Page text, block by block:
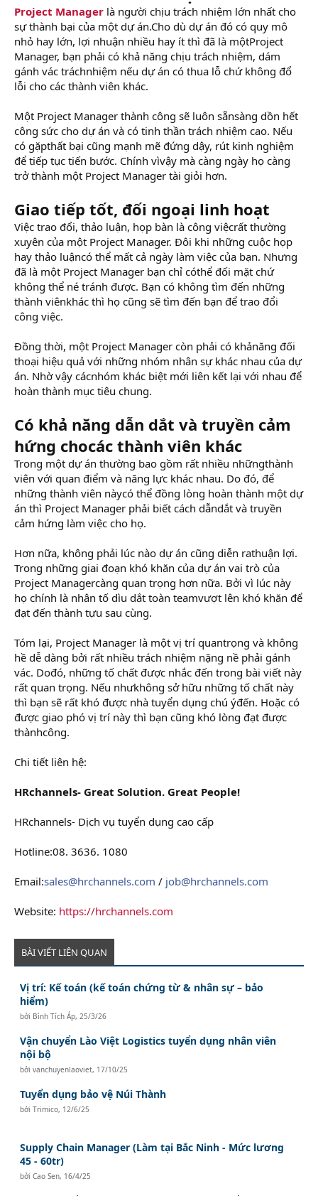
Project Manager là người chịu trách nhiệm lớn nhất cho
sự thành bại của một dự án.Cho dù dự án đó có quy mô
nhỏ hay lớn, lợi nhuận nhiều hay ít thì đã là mộtProject
Manager, bạn phải có khả năng chịu trách nhiệm, dám
gánh vác tráchnhiệm nếu dự án có thua lỗ chứ không đổ
lỗi cho các thành viên khác.
Một Project Manager thành công sẽ luôn sẵnsàng dồn hết
công sức cho dự án và có tinh thần trách nhiệm cao. Nếu
có gặpthất bại cũng mạnh mẽ đứng dậy, rút kinh nghiệm
để tiếp tục tiến bước. Chính vìvậy mà càng ngày họ càng
trở thành một Project Manager tài giỏi hơn.
Giao tiếp tốt, đối ngoại linh hoạt
Việc trao đổi, thảo luận, họp bàn là công việcrất thường
xuyên của một Project Manager. Đôi khi những cuộc họp
hay thảo luậncó thể mất cả ngày làm việc của bạn. Nhưng
đã là một Project Manager bạn chỉ cóthể đối mặt chứ
không thể né tránh được. Bạn có không tìm đến những
thành viênkhác thì họ cũng sẽ tìm đến bạn để trao đổi
công việc.
Đồng thời, một Project Manager còn phải có khảnăng đối
thoại hiệu quả với những nhóm nhân sự khác nhau của dự
án. Nhờ vậy cácnhóm khác biệt mới liên kết lại với nhau để
hoàn thành mục tiêu chung.
Có khả năng dẫn dắt và truyền cảm
hứng chocác thành viên khác
Trong một dự án thường bao gồm rất nhiều nhữngthành
viên với quan điểm và năng lực khác nhau. Do đó, để
những thành viên nàycó thể đồng lòng hoàn thành một dự
án thì Project Manager phải biết cách dẫndắt và truyền
cảm hứng làm việc cho họ.
Hơn nữa, không phải lúc nào dự án cũng diễn rathuận lợi.
Trong những giai đoạn khó khăn của dự án vai trò của
Project Managercàng quan trọng hơn nữa. Bởi vì lúc này
họ chính là nhân tố dìu dắt toàn teamvượt lên khó khăn để
đạt đến thành tựu sau cùng.
Tóm lại, Project Manager là một vị trí quantrọng và không
hề dễ dàng bởi rất nhiều trách nhiệm nặng nề phải gánh
vác. Dođó, những tố chất được nhắc đến trong bài viết này
rất quan trọng. Nếu nhưkhông sở hữu những tố chất này
thì bạn sẽ rất khó được nhà tuyển dụng chú ýđến. Hoặc có
được giao phó vị trí này thì bạn cũng khó lòng đạt được
thànhcông.
Chi tiết liên hệ:
HRchannels- Great Solution. Great People!
HRchannels- Dịch vụ tuyển dụng cao cấp
Hotline:08. 3636. 1080
Email:sales@hrchannels.com / job@hrchannels.com
Website: https://hrchannels.com
BÀI VIẾT LIÊN QUAN
Vị trí: Kế toán (kế toán chứng từ & nhân sự – bảo
hiểm)
bởi Bình Tích Áp, 25/3/26
Vận chuyển Lào Việt Logistics tuyển dụng nhân viên
nội bộ
bởivanchuyenlaoviet, 17/10/25
Tuyển dụng bảo vệ Núi Thành
bởiTrimico, 12/6/25
Supply Chain Manager (Làm tại Bắc Ninh - Mức lương
45 - 60tr)
bởiCao Sen, 16/4/25